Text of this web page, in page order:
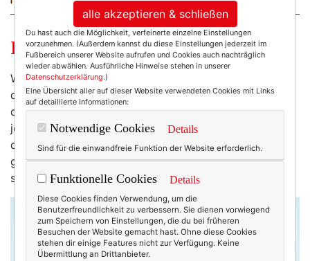
Hallo August! Bye-bye Juli!
Während du dieses Posting liest, sitze ich im Auto und
durchquere Deutschland. Außer du bist Frühaufsteher,
dann packe ich vermutlich noch und wünsche mir wie
jedes Jahr eine Stretch-Limousine im wahresten Sinne
des Wortes – mit besonders viel Elastan. Und wenn du
ganz spät dran bist, sind meine Füße vielleicht schon
sandig und meine Haare windverzauselt.
alle akzeptieren & schließen
Du hast auch die Möglichkeit, verfeinerte einzelne Einstellungen
vorzunehmen. (Außerdem kannst du diese Einstellungen jederzeit im
Fußbereich unserer Website aufrufen und Cookies auch nachträglich
wieder abwählen. Ausführliche Hinweise stehen in unserer
Datenschutzerklärung.)
Eine Übersicht aller auf dieser Website verwendeten Cookies mit Links
auf detaillierte Informationen:
Notwendige Cookies Details
Sind für die einwandfreie Funktion der Website erforderlich.
Funktionelle Cookies Details
Diese Cookies finden Verwendung, um die
Benutzerfreundlichkeit zu verbessern. Sie dienen vorwiegend
zum Speichern von Einstellungen, die du bei früheren
Besuchen der Website gemacht hast. Ohne diese Cookies
stehen dir einige Features nicht zur Verfügung. Keine
Übermittlung an Drittanbieter.